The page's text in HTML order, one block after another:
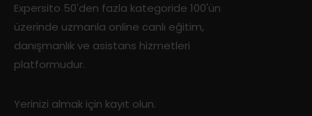
Expersito 50'den fazla kategoride 100'ün
üzerinde uzmanla online canlı eğitim,
danışmanlık ve asistans hizmetleri
platformudur.
Yerinizi almak için kayıt olun.